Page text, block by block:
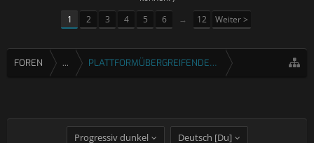
1
2 3 4 5 6 → 12 Weiter >
FOREN ... PLATTFORMÜBERGREIFENDE SPIELE
Progressiv dunkel Deutsch [Du]